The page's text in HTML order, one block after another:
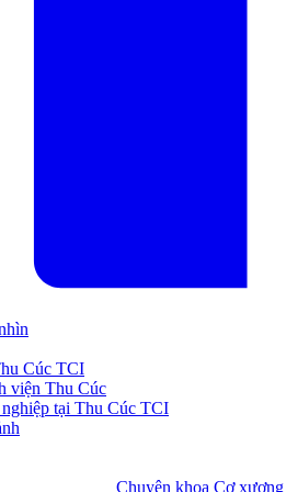
Cúc TCI
viện Thu Cúc
tại Thu Cúc TCI
Chuyên khoa Cơ